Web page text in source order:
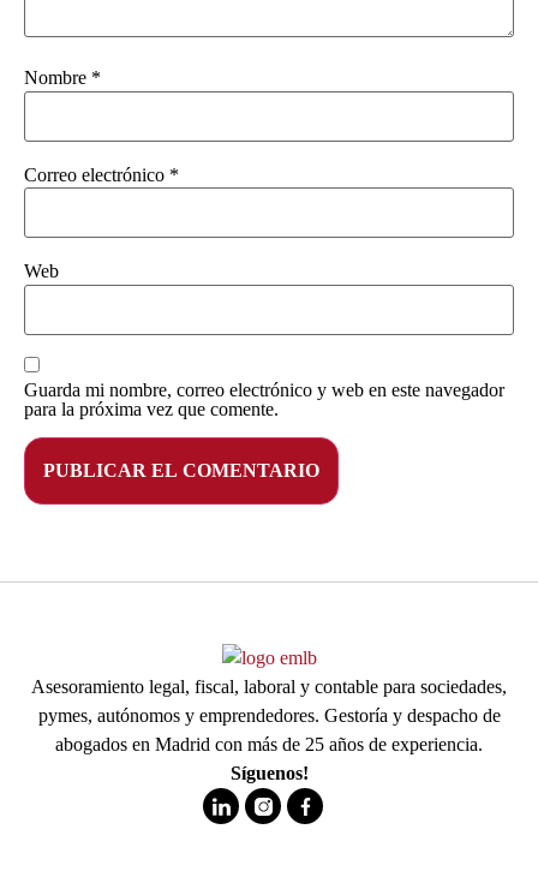
Nombre *
Correo electrónico *
Web
Guarda mi nombre, correo electrónico y web en este navegador
para la próxima vez que comente.
Asesoramiento legal, fiscal, laboral y contable para sociedades,
pymes, autónomos y emprendedores. Gestoría y despacho de
abogados en Madrid con más de 25 años de experiencia.
Síguenos!